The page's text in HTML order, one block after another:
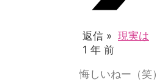
返信 » 現実は
1 年 前
悔しいねー（笑）